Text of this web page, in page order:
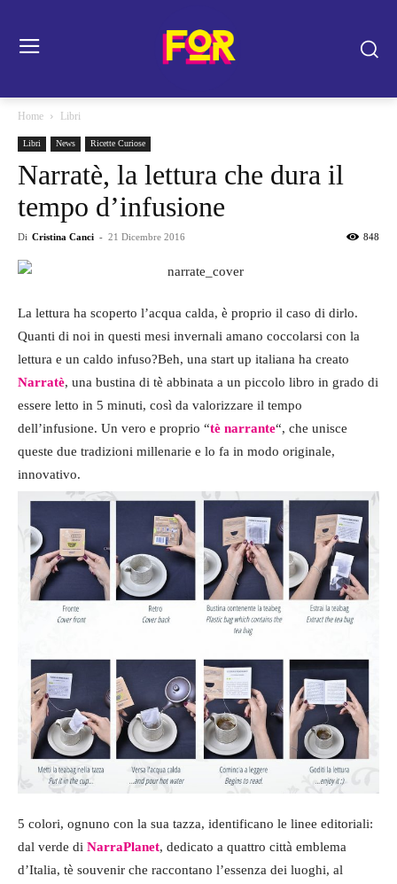
Home Libri
Libri News Ricette Curiose
Narratè, la lettura che dura il
tempo d’infusione
Di Cristina Canci - 21 Dicembre 2016 848
La lettura ha scoperto l’acqua calda, è proprio il caso di dirlo.
Quanti di noi in questi mesi invernali amano coccolarsi con la
lettura e un caldo infuso?Beh, una start up italiana ha creato
Narratè, una bustina di tè abbinata a un piccolo libro in grado di
essere letto in 5 minuti, così da valorizzare il tempo
dell’infusione. Un vero e proprio “tè narrante“, che unisce
queste due tradizioni millenarie e lo fa in modo originale,
innovativo.
5 colori, ognuno con la sua tazza, identificano le linee editoriali:
dal verde di NarraPlanet, dedicato a quattro città emblema
d’Italia, tè souvenir che raccontano l’essenza dei luoghi, al